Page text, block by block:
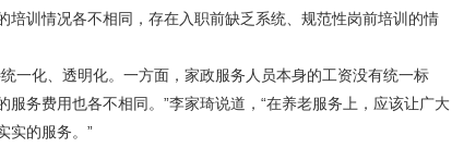
培训情况各不相同，存在入职前缺乏系统、规范性岗前培训的情
化、透明化。一方面，家政服务人员本身的工资没有统一标
服务费用也各不相同。”李家琦说道，“在养老服务上，应该让广大
实的服务。”